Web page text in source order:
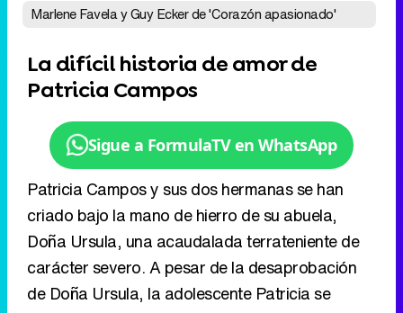
Marlene Favela y Guy Ecker de 'Corazón apasionado'
La difícil historia de amor de
Patricia Campos
Sigue a FormulaTV en WhatsApp
Patricia Campos y sus dos hermanas se han
criado bajo la mano de hierro de su abuela,
Doña Ursula, una acaudalada terrateniente de
carácter severo. A pesar de la desaprobación
de Doña Ursula, la adolescente Patricia se